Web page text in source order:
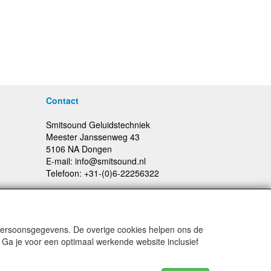
Contact
Smitsound Geluidstechniek
Meester Janssenweg 43
5106 NA Dongen
E-mail: info@smitsound.nl
Telefoon: +31-(0)6-22256322
Prijswijzigingen en typefouten voorbehouden
De overige cookies helpen ons de
je voor een optimaal werkende website inclusief